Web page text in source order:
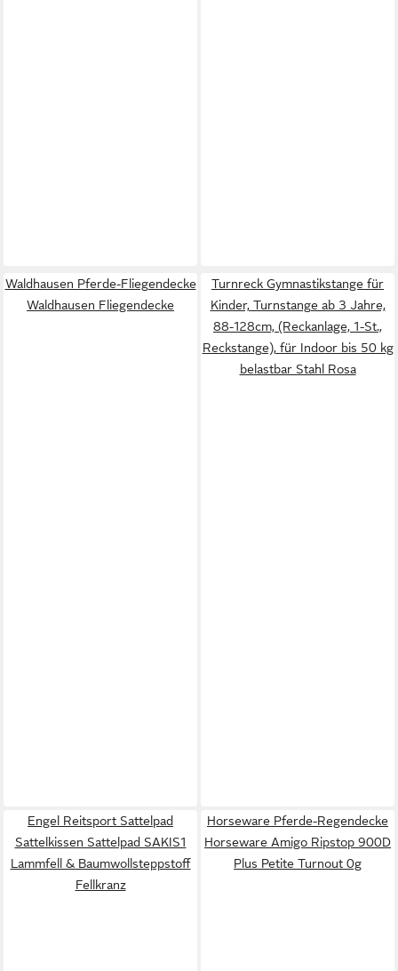
Waldhausen Pferde-Fliegendecke
Waldhausen Fliegendecke
Turnreck Gymnastikstange für
Kinder, Turnstange ab 3 Jahre,
88-128cm, (Reckanlage, 1-St.,
Reckstange), für Indoor bis 50 kg
belastbar Stahl Rosa
Engel Reitsport Sattelpad
Sattelkissen Sattelpad SAKIS1
Lammfell & Baumwollsteppstoff
Fellkranz
Horseware Pferde-Regendecke
Horseware Amigo Ripstop 900D
Plus Petite Turnout 0g